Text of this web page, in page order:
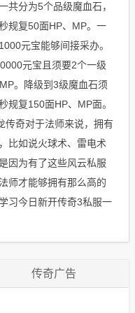
共分为5个品级魔血石，
规复50面HP、MP。一
元宝能够间接采办。
元宝且须要2个一级
。降级到3级魔血石须
规复150面HP、MP面。
传奇对于法师来说，拥有
比如说火球术、雷电术
因为有了这些风云私服
师才能够拥有那么高的
习今日新开传奇3私服一
传奇广告